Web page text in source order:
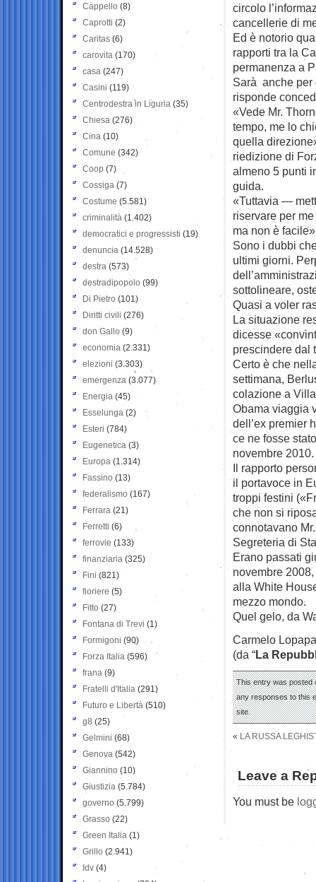
circolo
cancellerie di
Ed è notorio
rapporti tra la
permanenza a
Sarà anche per
risponde
«Vede Mr.
tempo, me lo
quella
riedizione di
almeno 5 punti
guida.
«Tuttavia —
riservare per
ma non è
Sono i dubbi
ultimi giorni.
sottolineare,
Quasi a voler
La situazione
dicesse
prescindere dal
Certo è che
settimana,
colazione a
Obama viaggia
dell’ex premier
ce ne fosse
novembre 2010.
Il rapporto
il portavoce in
troppi festini
che non si
connotavano
Segreteria di
Erano passati
novembre
alla White
mezzo mondo.
Quel gelo, da
Carmelo Lopapa
(da “La
This entry was posted
any responses to this
site.
« LA RUSSA
Leave a
You must be
Cappello (8)
Caprotti (2)
Caritas (6)
carovita (170)
casa (247)
Casini (119)
Centrodestra in Liguria (35)
Chiesa (276)
Cina (10)
Comune (342)
Coop (7)
Cossiga (7)
Costume (5.581)
criminalità (1.402)
democratici e progressisti (19)
denuncia (14.528)
destra (573)
destradipopolo (99)
Di Pietro (101)
Diritti civili (276)
don Gallo (9)
economia (2.331)
elezioni (3.303)
emergenza (3.077)
Energia (45)
Esselunga (2)
Esteri (784)
Eugenetica (3)
Europa (1.314)
Fassino (13)
federalismo (167)
Ferrara (21)
Ferretti (6)
ferrovie (133)
finanziaria (325)
Fini (821)
fioriere (5)
Fitto (27)
Fontana di Trevi (1)
Formigoni (90)
Forza Italia (596)
frana (9)
Fratelli d'Italia (291)
Futuro e Libertà (510)
g8 (25)
Gelmini (68)
Genova (542)
Giannino (10)
Giustizia (5.784)
governo (5.799)
Grasso (22)
Green Italia (1)
Grillo (2.941)
Idv (4)